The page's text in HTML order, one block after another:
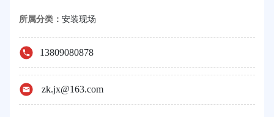
所属分类： 安装现场
13809080878
zk.jx@163.com